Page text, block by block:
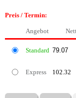
Preis / Termin:
Angebot
Standard
Express 102.32